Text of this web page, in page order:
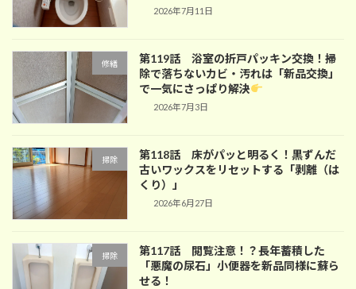
2026年7月11日
修繕
第119話 浴室の折戸パッキン交換！掃
除で落ちないカビ・汚れは「新品交換」
で一気にさっぱり解決
2026年7月3日
掃除
第118話 床がパッと明るく！黒ずんだ
古いワックスをリセットする「剥離（は
くり）」
2026年6月27日
掃除
第117話 閲覧注意！？長年蓄積した
「悪魔の尿石」小便器を新品同様に蘇ら
せる！